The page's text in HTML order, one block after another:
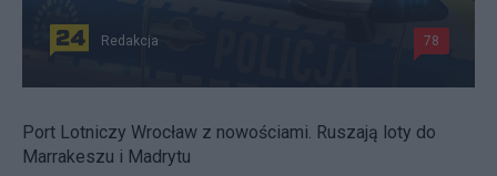
Redakcja 78
Port Lotniczy Wrocław z nowościami. Ruszają loty do
Marrakeszu i Madrytu